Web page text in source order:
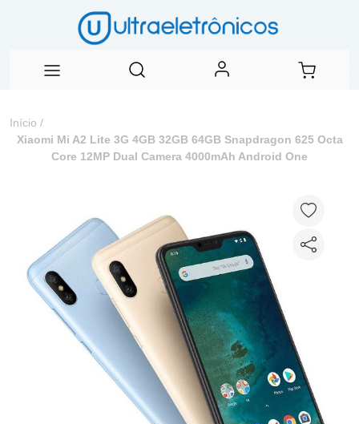
Início /
Xiaomi Mi A2 Lite 3G 4GB 32GB 64GB Snapdragon 625 Octa
Core 12MP Dual Camera 4000mAh Android One